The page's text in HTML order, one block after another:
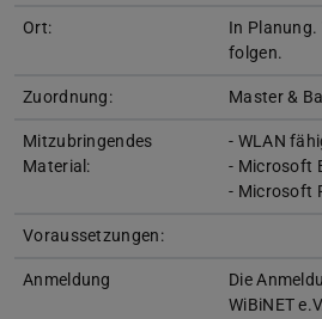
Ort:
In
folgen.
Zuordnung: Master &
Mitzubringendes
Material:
- WLAN
- Microsoft
- Microsoft
Voraussetzungen:
Anmeldung
Die
WiBiNET e.V.